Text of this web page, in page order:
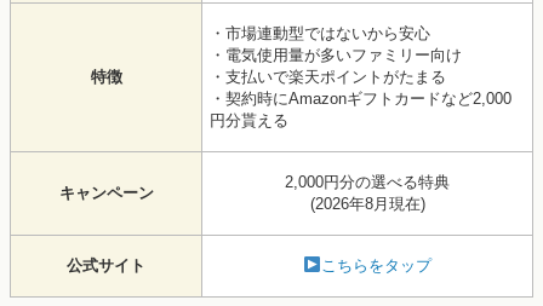
特徴
・市場連動型ではないから安心
・電気使用量が多いファミリー向け
・支払いで楽天ポイントがたまる
・契約時にAmazonギフトカードなど2,000
円分貰える
キャンペーン
2,000円分の選べる特典
(2026年8月現在)
公式サイト こちらをタップ